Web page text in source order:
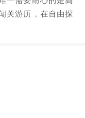
关游历，在自由探